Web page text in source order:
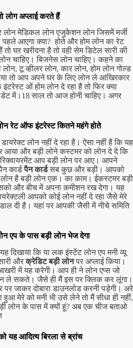
लोग अप्लाई करते हैं
लोन मेडिकल लोन एजुकेशन लोन जिसमें मर्जी
पहले आएगा क्या? होते और होम लोन का रेट
घर खरीदना है तो वही सेम डिटेल सारी की
चाहिए। बिजनेस लोन चाहिए। कहने का
टू व्हीलर लोन, कार लोन, होम लोन गोल्ड
तो आप अपने घर के लिए लोन ले आखिरकार
ओं होम लोन दे रहा है तो फिर क्या
में। 18 साल तो आज होनी चाहिए। अगर
रेट ऑफ इंटरेस्ट कितने महंगे होते
लोन नहीं दे रहा है। ऐसा नहीं है कि यह
आया और बड़ी लोने कस्टमर को लोन दे दे कि
आप बड़ी लोन पर आए। आपने
कार्डपैन कार्डसब कुछ और बड़ी। आपको
है बड़ी लोन एक। का काम। ईकस्टमर बड़ी
और बीच में अपना कमीशन रख देगा। यह
आपको कोई लोन नहीं दे रहा जैसे मेरे
दी है। यहां पर आपकी जैसी में नीचे समिति
एप के पास बड़ी लोन भेज देगा
दिखाया कि या लक इंस्टेंट लोन एप मनी व्यू
औरक्रेडिट बड़ी लोनपर अप्लाई किया।
में यह करेगी। आप ही ने लोन एप्स जो
ले सकते। जैसे ही मैं इस पर क्लिक कर लूंगा।
पर जाकर दोबारा डाउनलोड करनी पड़ेगी। अरे
हुआ मेरे को मनी भी उसे लेने तो मैं सीधा ही नहीं,
लोन के पास में क्यों हूं? अब एक चीज बताओ
यह आदित्य बिरला से ब्रांच